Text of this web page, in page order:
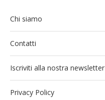
Chi siamo
Contatti
Iscriviti alla nostra newsletter
Privacy Policy